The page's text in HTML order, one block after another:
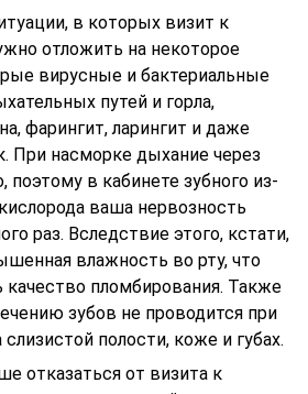
в которых визит к
отложить на некоторое
вирусные и бактериальные
путей и горла,
фарингит, ларингит и даже
При насморке дыхание через
поэтому в кабинете зубного из-
ваша нервозность
раз. Вследствие этого, кстати,
влажность во рту, что
пломбирования. Также
зубов не проводится при
полости, коже и губах.
отказаться от визита к